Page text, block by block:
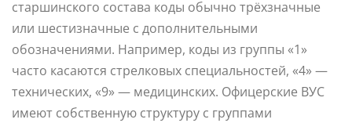
старшинского состава коды обычно трёхзначные
или шестизначные с дополнительными
обозначениями. Например, коды из группы «1»
часто касаются стрелковых специальностей, «4» —
технических, «9» — медицинских. Офицерские ВУС
имеют собственную структуру с группами